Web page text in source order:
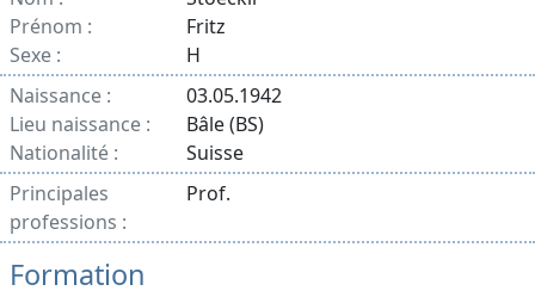
Prénom :
Fritz
Sexe :
H
Naissance :
03.05.1942
Lieu naissance :
Bâle (BS)
Nationalité :
Suisse
Principales
professions :
Prof.
Formation